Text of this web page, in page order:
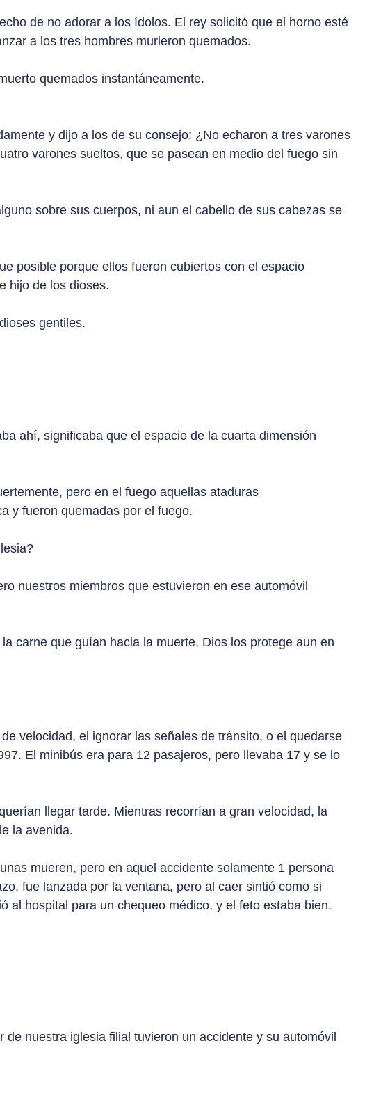
de no adorar a los ídolos. El rey solicitó que el horno esté
a los tres hombres murieron quemados.
quemados instantáneamente.
y dijo a los de su consejo: ¿No echaron a tres varones
varones sueltos, que se pasean en medio del fuego sin
sobre sus cuerpos, ni aun el cabello de sus cabezas se
posible porque ellos fueron cubiertos con el espacio
hijo de los dioses.
gentiles.
ahí, significaba que el espacio de la cuarta dimensión
pero en el fuego aquellas ataduras
y fueron quemadas por el fuego.
nuestros miembros que estuvieron en ese automóvil
carne que guían hacia la muerte, Dios los protege aun en
velocidad, el ignorar las señales de tránsito, o el quedarse
El minibús era para 12 pasajeros, pero llevaba 17 y se lo
llegar tarde. Mientras recorrían a gran velocidad, la
la avenida.
mueren, pero en aquel accidente solamente 1 persona
fue lanzada por la ventana, pero al caer sintió como si
al hospital para un chequeo médico, y el feto estaba bien.
nuestra iglesia filial tuvieron un accidente y su automóvil